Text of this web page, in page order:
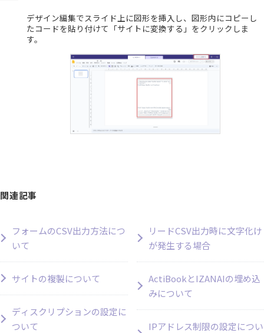
デザイン編集でスライド上に図形を挿入し、図形内にコピーし
たコードを貼り付けて「サイトに変換する」をクリックしま
す。
関連記事
フォームのCSV出力方法につ
いて
サイトの複製について
ディスクリプションの設定に
ついて
リードCSV出力時に文字化け
が発生する場合
ActiBookとIZANAIの埋め込
みについて
IPアドレス制限の設定につい